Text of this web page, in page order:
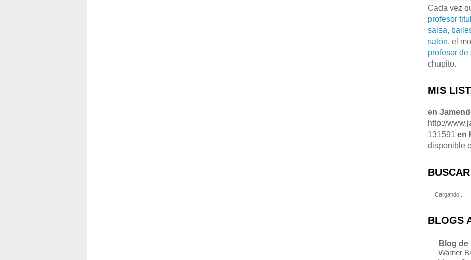
Cada vez
profesor
salsa,
salón, el
profesor de
chupito.
MIS
en
http://
131591 en
disponible
Cargando...
BLOGS
Blog
Warner